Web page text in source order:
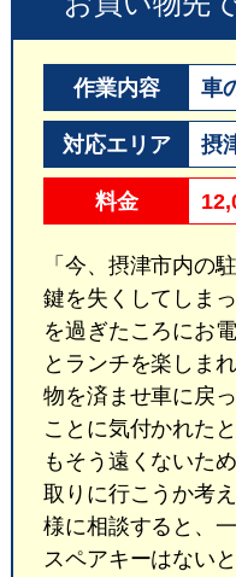
作業内容 車
対応エリア 摂
料金
「今、摂津市内の
鍵を失くしてしま
を過ぎたころにお
とランチを楽しま
物を済ませ車に戻
ことに気付かれた
もそう遠くないた
取りに行こうか考
様に相談すると、
スペアキーはない